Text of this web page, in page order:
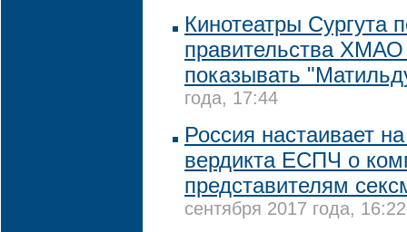
Кинотеатры Сургута
правительства
показывать
года, 17:44
Россия настаивает
вердикта ЕСПЧ о
представителям
сентября 2017 года, 16:22